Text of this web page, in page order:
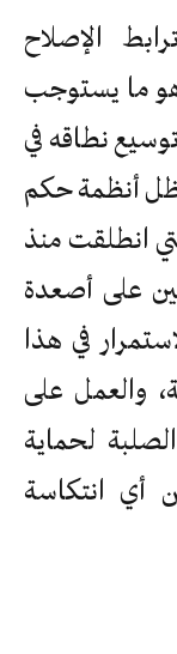
الإصلاح
ما يستوجب
نطاقه في
ظل أنظمة حكم
انطلقت منذ
على أصعدة
في هذا
والعمل على
لحماية
أي انتكاسة